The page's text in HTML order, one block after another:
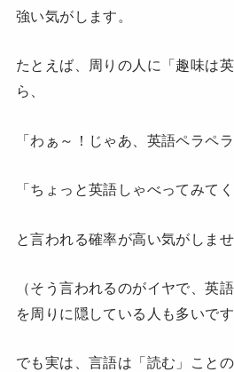
強い気がします。
たとえば、周りの人に「趣味は
ら、
「わぁ～！じゃあ、英語ペラペ
「ちょっと英語しゃべってみて
と言われる確率が高い気がしま
（そう言われるのがイヤで、英
を周りに隠している人も多いです
でも実は、言語は「読む」こと